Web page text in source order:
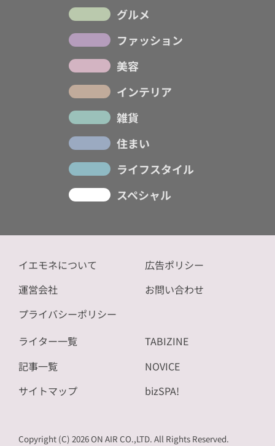
グルメ
ファッション
美容
インテリア
雑貨
住まい
ライフスタイル
スペシャル
イエモネについて
運営会社
プライバシーポリシー
広告ポリシー
お問い合わせ
ライター一覧
記事一覧
サイトマップ
TABIZINE
NOVICE
bizSPA!
Copyright (C) 2026 ON AIR CO.,LTD. All Rights Reserved.